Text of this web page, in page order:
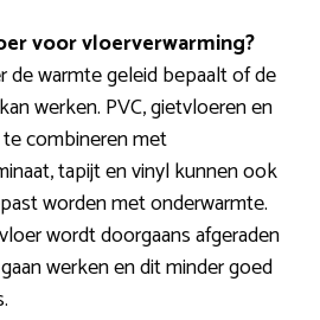
voor vloerverwarming?
de warmte geleid bepaalt of de
werken. PVC, gietvloeren en
combineren met
tapijt en vinyl kunnen ook
worden met onderwarmte.
wordt doorgaans afgeraden
werken en dit minder goed